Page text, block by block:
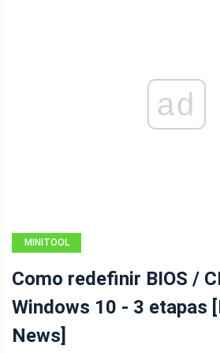
ad
MINITOOL
Como redefinir BIOS /
Windows 10 - 3 etapas
News]